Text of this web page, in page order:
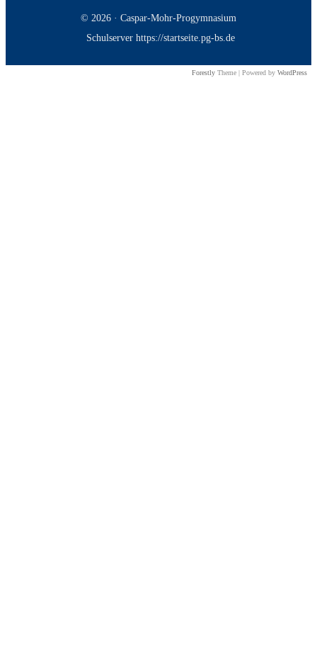
© 2026 · Caspar-Mohr-Progymnasium
Schulserver https://startseite.pg-bs.de
Forestly Theme | Powered by WordPress